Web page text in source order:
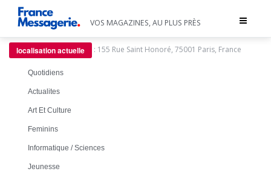
Toggle
VOS MAGAZINES, AU PLUS PRÈS
localisation actuelle : 155 Rue Saint Honoré, 75001 Paris, France
Quotidiens
Actualites
Art Et Culture
Feminins
Informatique / Sciences
Jeunesse